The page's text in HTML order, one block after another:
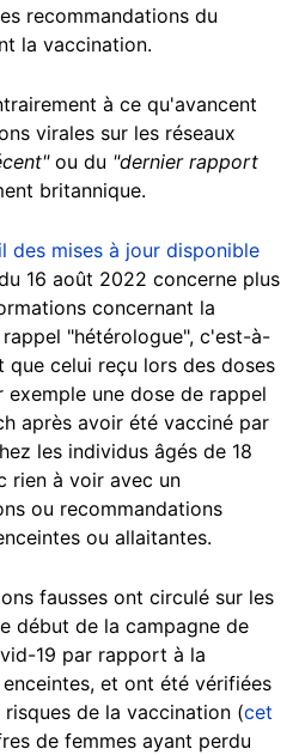
recommandations du
la vaccination.
à ce qu'avancent
virales sur les réseaux
ou du "dernier rapport
britannique.
des mises à jour disponible
16 août 2022 concerne plus
concernant la
"hétérologue", c'est-à-
celui reçu lors des doses
une dose de rappel
après avoir été vacciné par
les individus âgés de 18
rien à voir avec un
ou recommandations
ou allaitantes.
fausses ont circulé sur les
début de la campagne de
19 par rapport à la
et ont été vérifiées
de la vaccination (cet
de femmes ayant perdu